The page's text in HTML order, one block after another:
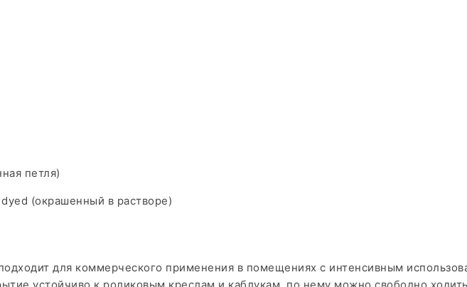
петля)
(окрашенный в растворе)
для коммерческого применения в помещениях с интенсивным
устойчиво к роликовым креслам и каблукам, по нему можно свободно